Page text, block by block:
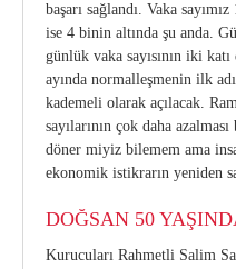
başarı sağlandı. Vaka
ise 4 binin altında şu anda.
günlük vaka sayısının iki
ayında normalleşmenin ilk
kademeli olarak açılacak.
sayılarının çok daha
döner miyiz bilemem ama
ekonomik istikrarın yeniden
DOĞSAN 50
Kurucuları Rahmetli Salim